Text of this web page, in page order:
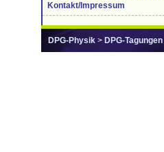
Kontakt/Impressum
DPG-Physik > DPG-Tagungen